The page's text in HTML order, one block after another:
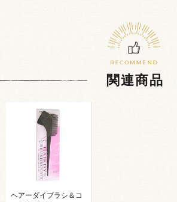
関連商品
ヘアーダイブラシ＆コ